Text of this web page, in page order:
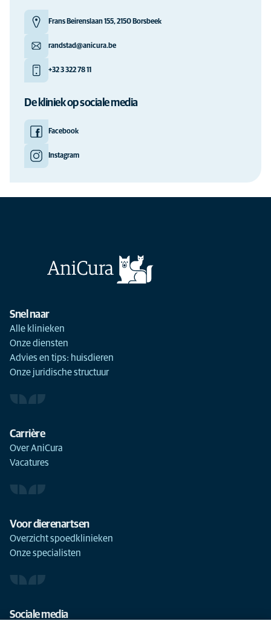
Frans Beirenslaan 155, 2150 Borsbeek
randstad@anicura.be
+32 3 322 78 11
De kliniek op sociale media
Facebook
Instagram
Snel naar
Alle klinieken
Onze diensten
Advies en tips: huisdieren
Onze juridische structuur
Carrière
Over AniCura
Vacatures
Voor dierenartsen
Overzicht spoedklinieken
Onze specialisten
Sociale media